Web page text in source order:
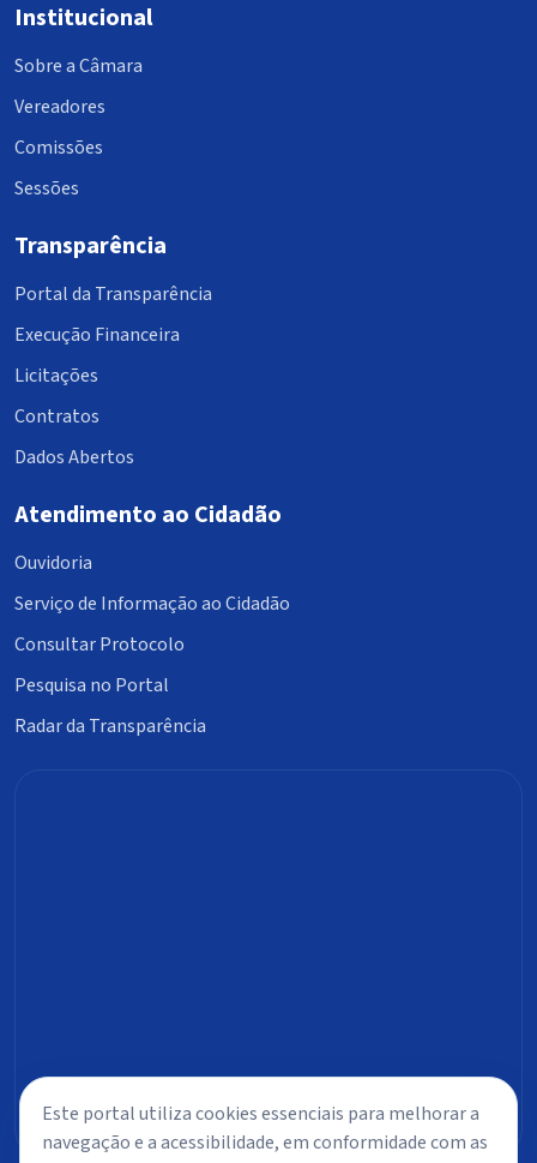
Institucional
Sobre a Câmara
Vereadores
Comissões
Sessões
Transparência
Portal da Transparência
Execução Financeira
Licitações
Contratos
Dados Abertos
Atendimento ao Cidadão
Ouvidoria
Serviço de Informação ao Cidadão
Consultar Protocolo
Pesquisa no Portal
Radar da Transparência
Este portal utiliza cookies essenciais para melhorar a
navegação e a acessibilidade, em conformidade com as